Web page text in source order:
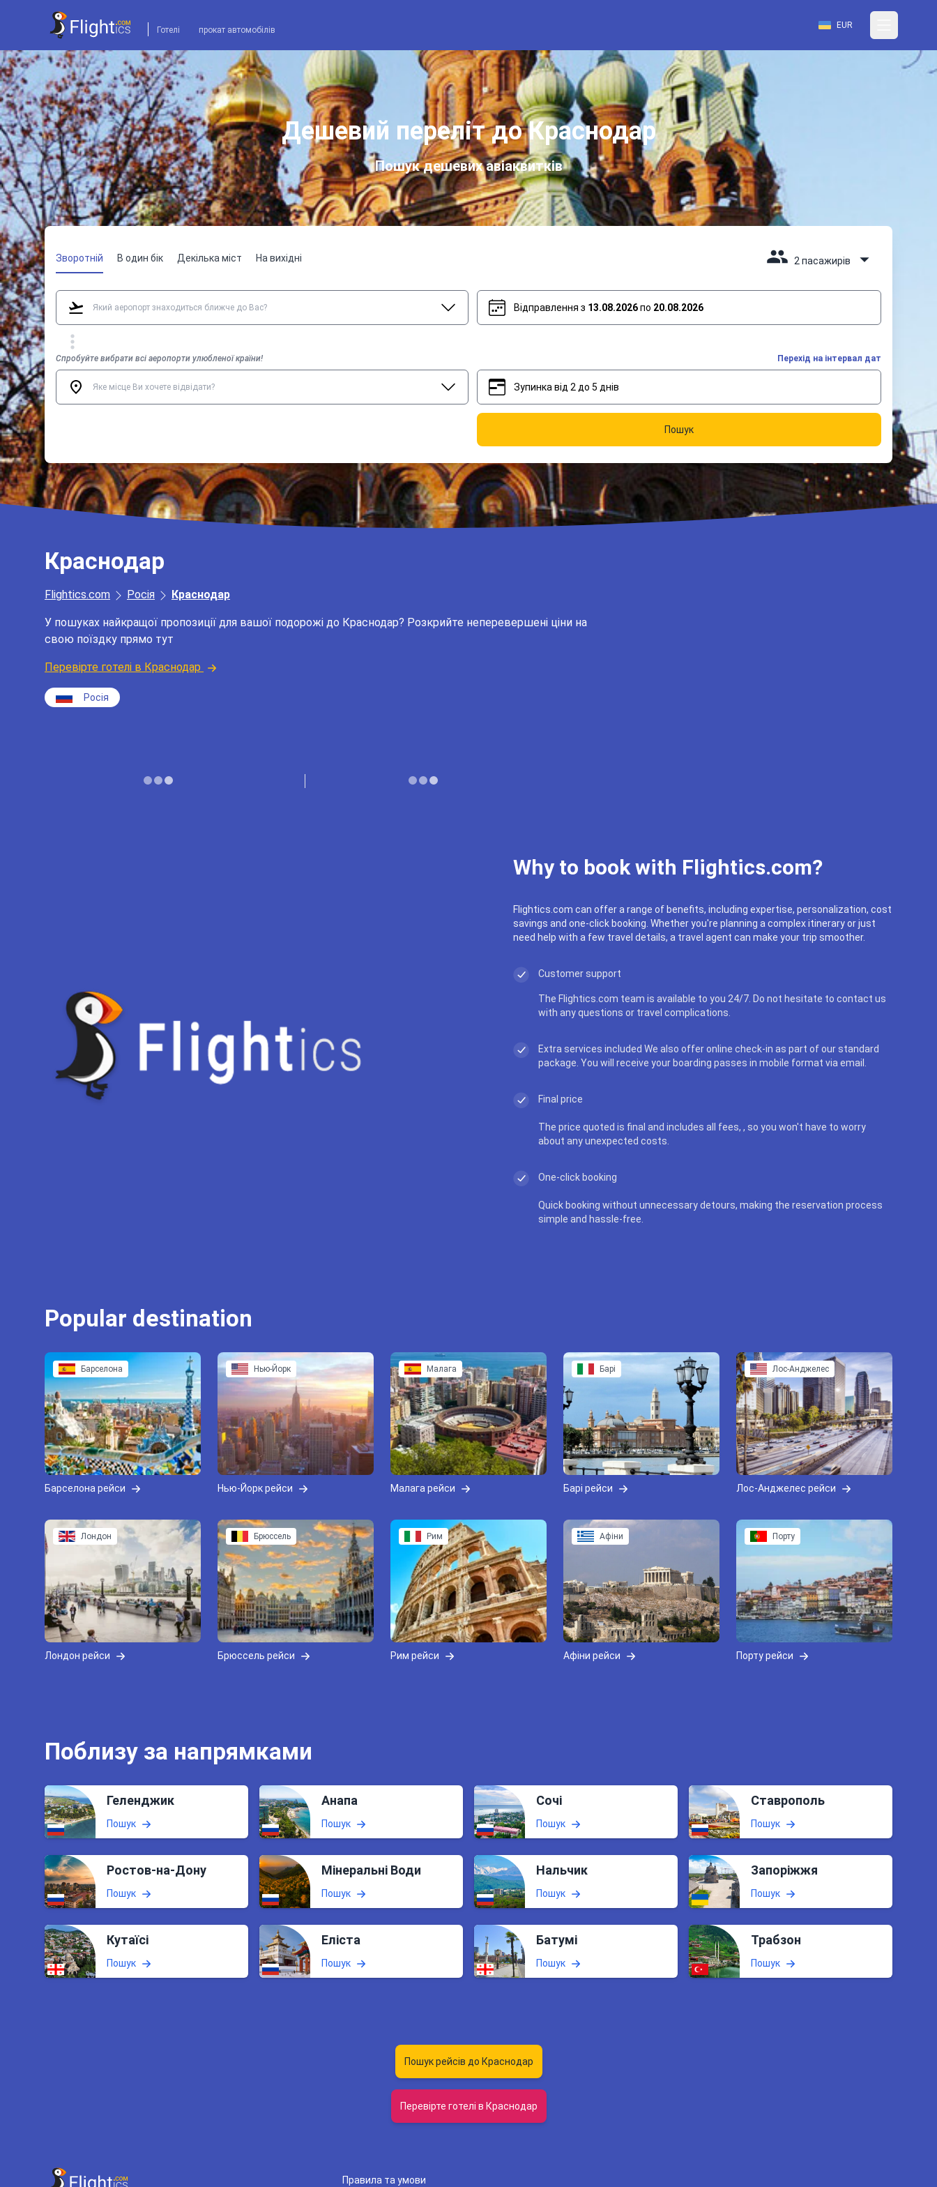
Готелі прокат автомобілів EUR
Дешевий переліт до Краснодар
Пошук дешевих авіаквитків
Зворотній В один бік Декілька міст На вихідні 2 пасажирів
Відправлення з 13.08.2026по 20.08.2026
Спробуйте вибрати всі аеропорти улюбленої країни! Перехід на інтервал дат
Зупинка від 2 до 5 днів
Пошук
Краснодар
Flightics.com Росія Краснодар
У пошуках найкращої пропозиції для вашої подорожі до Краснодар? Розкрийте неперевершені ціни на
свою поїздку прямо тут
Перевірте готелі в Краснодар
Росія
Why to book with Flightics.com?
Flightics.com can offer a range of benefits, including expertise, personalization, cost
savings and one-click booking. Whether you're planning a complex itinerary or just
need help with a few travel details, a travel agent can make your trip smoother.
Customer support
The Flightics.com team is available to you 24/7. Do not hesitate to contact us
with any questions or travel complications.
Extra services included We also offer online check-in as part of our standard
package. You will receive your boarding passes in mobile format via email.
Final price
The price quoted is final and includes all fees, , so you won't have to worry
about any unexpected costs.
One-click booking
Quick booking without unnecessary detours, making the reservation process
simple and hassle-free.
Popular destination
Барселона
Барселона рейси
Нью-Йорк
Нью-Йорк рейси
Малага
Малага рейси
Барі
Барі рейси
Лос-Анджелес
Лос-Анджелес рейси
Лондон
Лондон рейси
Брюссель
Брюссель рейси
Рим
Рим рейси
Афіни
Афіни рейси
Порту
Порту рейси
Поблизу за напрямками
Геленджик
Пошук
Анапа
Пошук
Сочі
Пошук
Ставрополь
Пошук
Ростов-на-Дону
Пошук
Мінеральні Води
Пошук
Нальчик
Пошук
Запоріжжя
Пошук
Кутаїсі
Пошук
Еліста
Пошук
Батумі
Пошук
Трабзон
Пошук
Пошук рейсів до Краснодар
Перевірте готелі в Краснодар
Правила та умови